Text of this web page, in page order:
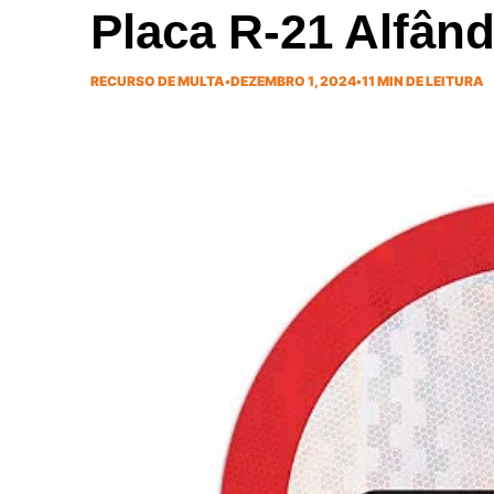
Placa R-21
RECURSO DE MULTA•DEZEMBRO 1, 2024•11 MIN DE LEITURA